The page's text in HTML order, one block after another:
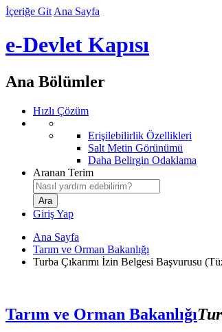
İçeriğe Git Ana Sayfa
e-Devlet Kapısı
Ana Bölümler
Hızlı Çözüm
Erişilebilirlik Özellikleri
Salt Metin Görünümü
Daha Belirgin Odaklama
Aranan Terim
Giriş Yap
Ana Sayfa
Tarım ve Orman Bakanlığı
Turba Çıkarımı İzin Belgesi Başvurusu
Tarım ve Orman Bakanlığı